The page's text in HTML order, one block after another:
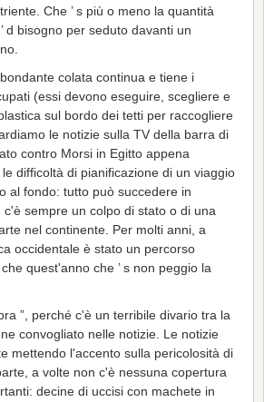
Che ’ s più o meno la quantità
d bisogno per seduto davanti un
colata continua e tiene i
(essi devono eseguire, scegliere e
sul bordo dei tetti per raccogliere
le notizie sulla TV della barra di
contro Morsi in Egitto appena
difficoltà di pianificazione di un viaggio
al fondo: tutto può succedere in
sempre un colpo di stato o di una
nel continente. Per molti anni, a
occidentale è stato un percorso
quest'anno che ’ s non peggio la
”, perché c'è un terribile divario tra la
convogliato nelle notizie. Le notizie
mettendo l'accento sulla pericolosità di
a volte non c'è nessuna copertura
decine di uccisi con machete in